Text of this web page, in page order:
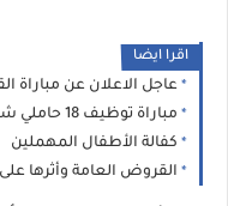
اقرا ايضا
عاجل الاعلان عن مباراة
مباراة توظيف 18 حاملي شهادة الماستر أو الماستر المتخصص في القانون الخاص الوكالة الوطنية للمحافظة العقارية والمسح الخرائطي
كفالة الأطفال المهملين
القروض العامة وأثرها على